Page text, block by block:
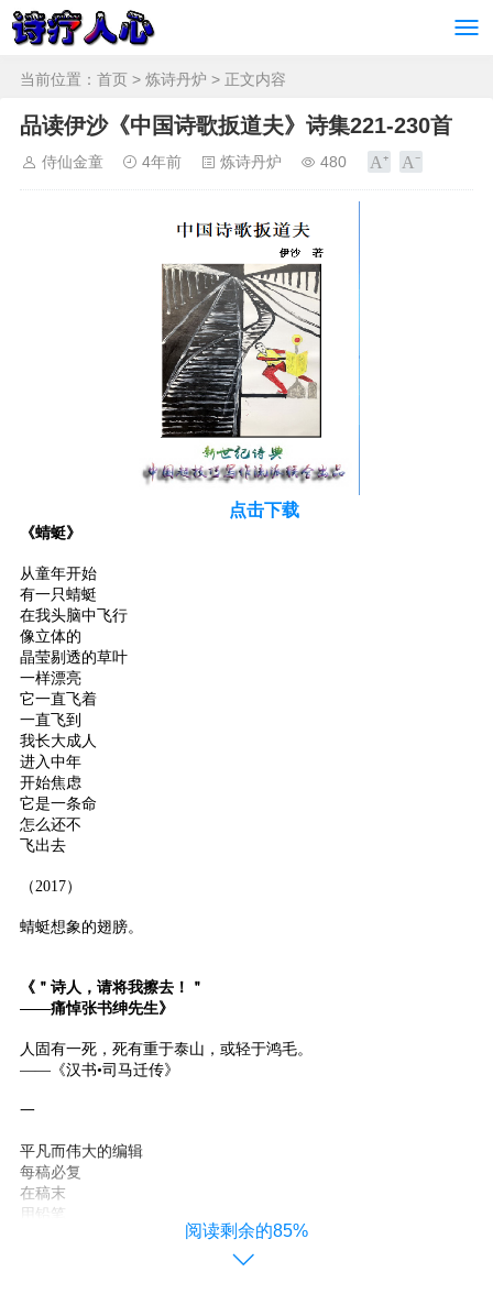
当前位置： 首页 > 炼诗丹炉 > 正文内容
品读伊沙《中国诗歌扳道夫》诗集221-230首
侍仙金童 4年前 炼诗丹炉 480
点击下载
《蜻蜓》
从童年开始
有一只蜻蜓
在我头脑中飞行
像立体的
晶莹剔透的草叶
一样漂亮
它一直飞着
一直飞到
我长大成人
进入中年
开始焦虑
它是一条命
怎么还不
飞出去
（2017）
蜻蜓想象的翅膀。
《＂诗人，请将我擦去！＂
——痛悼张书绅先生》
人固有一死，死有重于泰山，或轻于鸿毛。
——《汉书•司马迁传》
一
平凡而伟大的编辑
每稿必复
在稿末
用铅笔
阅读剩余的85%